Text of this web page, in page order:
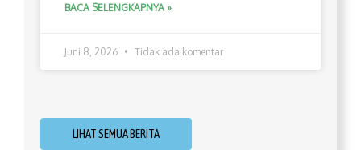
BACA SELENGKAPNYA »
Juni 8, 2026 Tidak ada komentar
LIHAT SEMUA BERITA